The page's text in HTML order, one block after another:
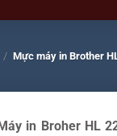
/ Mực máy in Brother
in Broher HL